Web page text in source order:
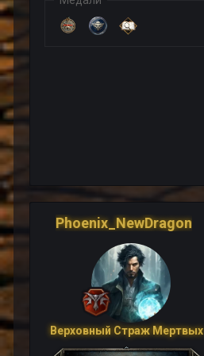
Phoenix_NewDragon
Верховный Страж Мертвых